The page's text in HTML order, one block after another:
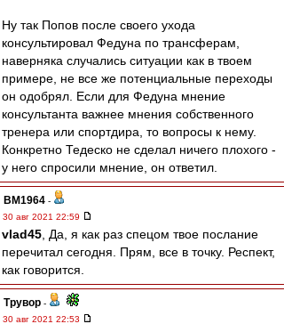
Ну так Попов после своего ухода
консультировал Федуна по трансферам,
наверняка случались ситуации как в твоем
примере, не все же потенциальные переходы
он одобрял. Если для Федуна мнение
консультанта важнее мнения собственного
тренера или спортдира, то вопросы к нему.
Конкретно Тедеско не сделал ничего плохого -
у него спросили мнение, он ответил.
BM1964 -
30 авг 2021 22:59
vlad45 , Да, я как раз спецом твое послание
перечитал сегодня. Прям, все в точку. Респект,
как говорится.
Трувор -
30 авг 2021 22:53